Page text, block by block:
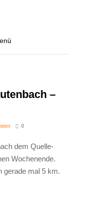
–
0
dem Quelle-
Wochenende.
gerade mal 5 km.